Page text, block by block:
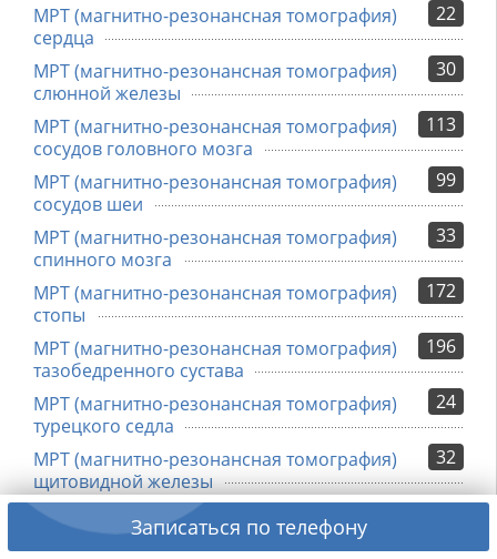
22
МРТ (магнитно-резонансная томография)
сердца
30
МРТ (магнитно-резонансная томография)
слюнной железы
113
МРТ (магнитно-резонансная томография)
сосудов головного мозга
99
МРТ (магнитно-резонансная томография)
сосудов шеи
33
МРТ (магнитно-резонансная томография)
спинного мозга
172
МРТ (магнитно-резонансная томография)
стопы
196
МРТ (магнитно-резонансная томография)
тазобедренного сустава
24
МРТ (магнитно-резонансная томография)
турецкого седла
32
МРТ (магнитно-резонансная томография)
щитовидной железы
МРТ (магнитно-резонансная томография)
яичников, матки и придатков
Записаться по телефону